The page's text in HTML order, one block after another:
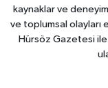
kaynaklar ve
ve toplumsal olayları
Hürsöz Gazetesi